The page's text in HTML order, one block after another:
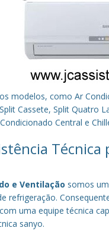
modelos, como Ar
Cassete, Split Quatro
Central e
e Ventilação somos
refrigeração.
uma equipe técnica
sanyo.